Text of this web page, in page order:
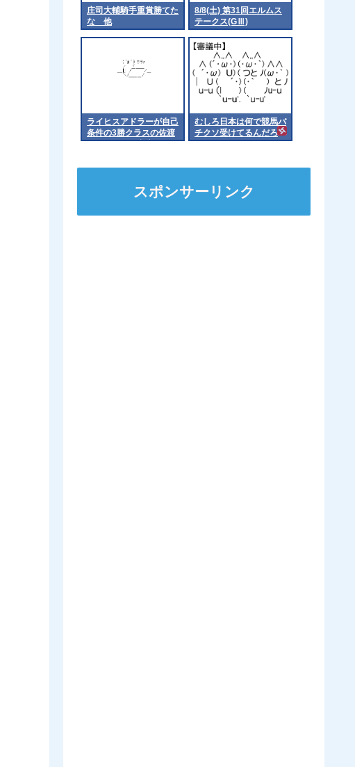
庄司大輔騎手重賞勝てた
な 他
8/8(土) 第31回エルムス
テークス(GⅢ)
ライヒスアドラーが自己
条件の3勝クラスの佐渡
ステークスに出走
むしろ日本は何で競馬バ
チクソ受けてるんだろ
スポンサーリンク